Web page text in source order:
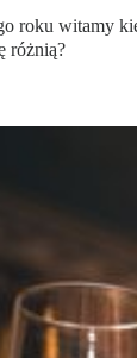
roku witamy
różnią?